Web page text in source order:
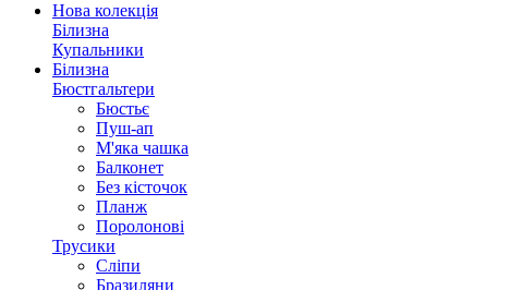
Нова колекція
Білизна
Купальники
Білизна
Бюстгальтери
Бюстьє
Пуш-ап
М'яка чашка
Балконет
Без кісточок
Планж
Поролонові
Трусики
Сліпи
Бразиляни